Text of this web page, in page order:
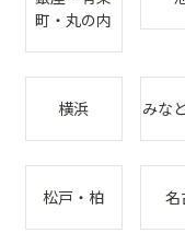
町・丸の内
横浜 みな
松戸・柏 名